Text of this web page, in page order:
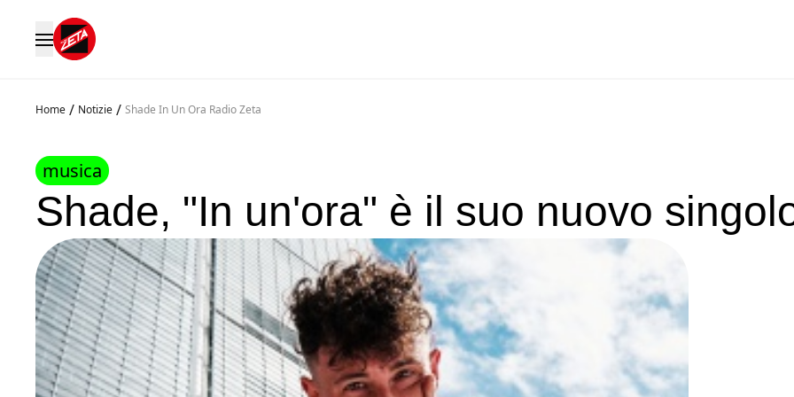
Home / Notizie / Shade In Un Ora Radio Zeta
musica
Shade, "In un'ora" è il suo nuovo